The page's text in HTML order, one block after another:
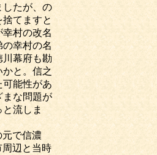
したが、の
てますと
村の改名
幸村の名
幕府も勘
と。信之
可能性があ
まな問題が
流しま
で信濃
周辺と当時